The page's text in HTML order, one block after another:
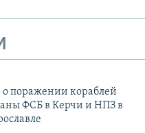
о поражении кораблей
ФСБ в Керчи и НПЗ в